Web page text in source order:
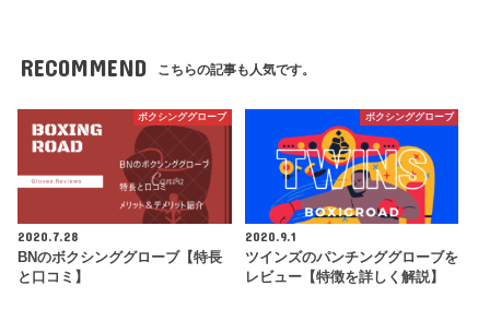
RECOMMEND こちらの記事も人気です。
ボクシンググローブ
2020.7.28
BNのボクシンググローブ【特長
と口コミ】
ボクシンググローブ
2020.9.1
ツインズのパンチンググローブを
レビュー【特徴を詳しく解説】